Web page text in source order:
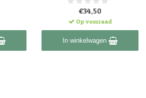
€34,50
Op voorraad
In winkelwagen